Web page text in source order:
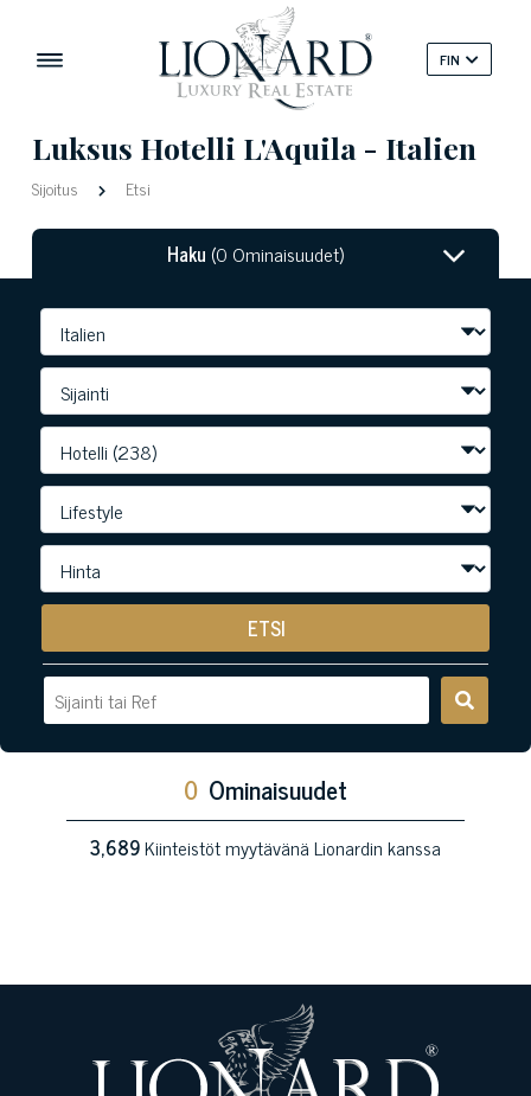
FIN
Luksus Hotelli L'Aquila - Italien
Sijoitus Etsi
Haku (0 Ominaisuudet)
ETSI
0 Ominaisuudet
3,689Kiinteistöt myytävänä Lionardin kanssa